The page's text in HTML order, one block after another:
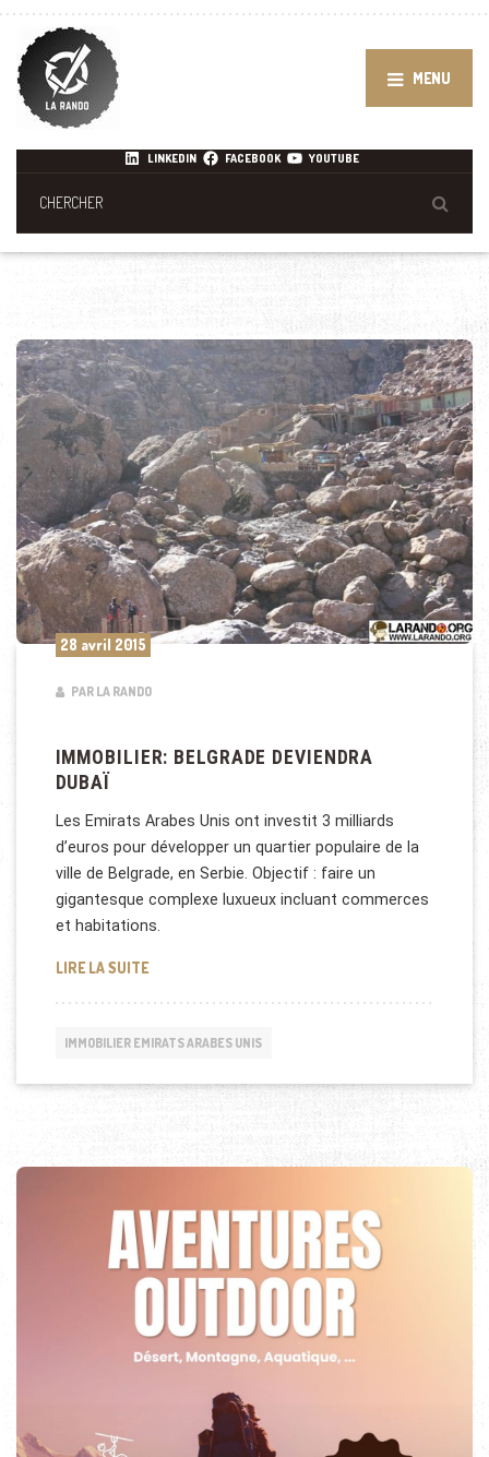
MENU
LINKEDIN FACEBOOK YOUTUBE
28 avril 2015
PAR LA RANDO
IMMOBILIER: BELGRADE DEVIENDRA
DUBAÏ
Les Emirats Arabes Unis ont investit 3 milliards
d’euros pour développer un quartier populaire de la
ville de Belgrade, en Serbie. Objectif : faire un
gigantesque complexe luxueux incluant commerces
et habitations.
LIRE LA SUITEIMMOBILIER: BELGRADE DEVIENDRA DUBAÏ
IMMOBILIER EMIRATS ARABES UNIS